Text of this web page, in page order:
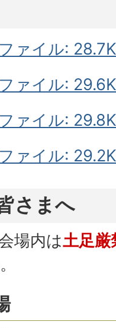
ァイル:
ァイル:
ァイル:
ァイル:
さまへ
場内は土足厳